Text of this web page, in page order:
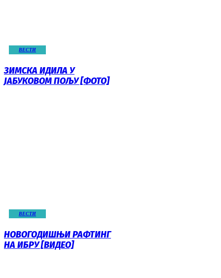
ВЕСТИ
ЗИМСКА ИДИЛА У
ЈАБУКОВОМ ПОЉУ [ФОТО]
ВЕСТИ
НОВОГОДИШЊИ РАФТИНГ
НА ИБРУ [ВИДЕО]